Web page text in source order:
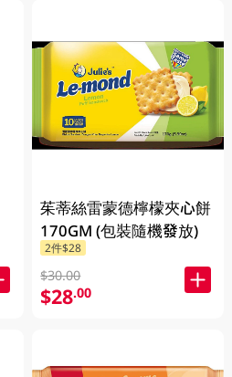
茱蒂絲雷蒙德檸檬夾心餅
170GM (包裝隨機發放)
2件$28
$30.00
$28.00